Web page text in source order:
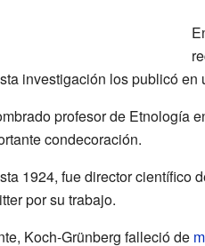
investigación los publicó
profesor de Etnología
condecoración.
1924, fue director científico
por su trabajo.
Koch-Grünberg falleció de